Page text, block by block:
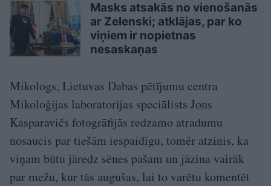
Masks atsakās no vienošanās
ar Zelenski; atklājas, par ko
viņiem ir nopietnas
nesaskaņas
Mikologs, Lietuvas Dabas pētījumu centra
Mikoloģijas laboratorijas speciālists Jons
Kasparavičs fotogrāfijās redzamo atradumu
nosaucis par tiešām iespaidīgu, tomēr atzinis, ka
viņam būtu jāredz sēnes pašam un jāzina vairāk
par mežu, kur tās augušas, lai to varētu komentēt